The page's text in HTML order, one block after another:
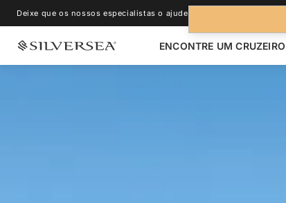
Deixe que os nossos especialistas o ajudem.
ENCONTRE UM CRUZEIRO